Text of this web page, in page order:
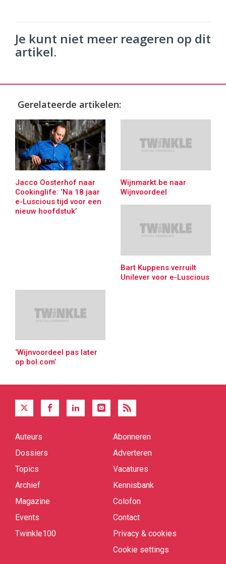
Je kunt niet meer reageren op dit
artikel.
Gerelateerde artikelen:
Jacco Oosterhof naar
Cookinglife: ‘Na 18 jaar
e-Luscious tijd voor een
nieuw hoofdstuk’
Wijnmarkt.be naar
Wijnvoordeel
Bart Kuppens verruilt
Unilever voor e-Luscious
‘Wijnvoordeel pas later
op bol.com’
Quick
Auteurs
Dossiers
Topics
Archief
Magazine
Events
Twinkle100
Abonneren
Adverteren
Vacatures
Kennisbank
Colofon
Contact
Privacy & cookies
Cookie settings